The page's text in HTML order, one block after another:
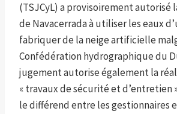
(TSJCyL) a provisoirement autorisé
de Navacerrada à utiliser les eaux
fabriquer de la neige artificielle
Confédération hydrographique du
jugement autorise également la
« travaux de sécurité et d’entretien
le différend entre les gestionnaires